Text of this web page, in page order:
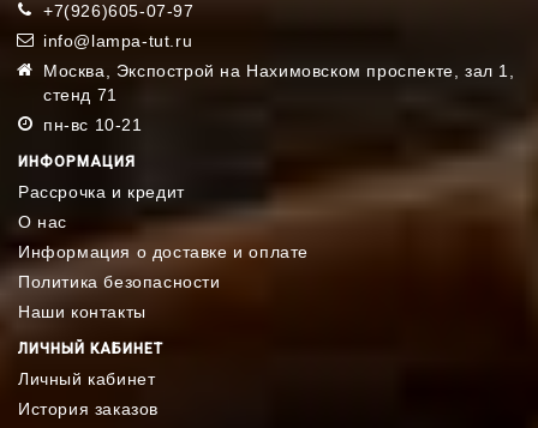
+7(926)605-07-97
info@lampa-tut.ru
Москва, Экспострой на Нахимовском проспекте, зал 1,
стенд 71
пн-вс 10-21
ИНФОРМАЦИЯ
Рассрочка и кредит
О нас
Информация о доставке и оплате
Политика безопасности
Наши контакты
ЛИЧНЫЙ КАБИНЕТ
Личный кабинет
История заказов